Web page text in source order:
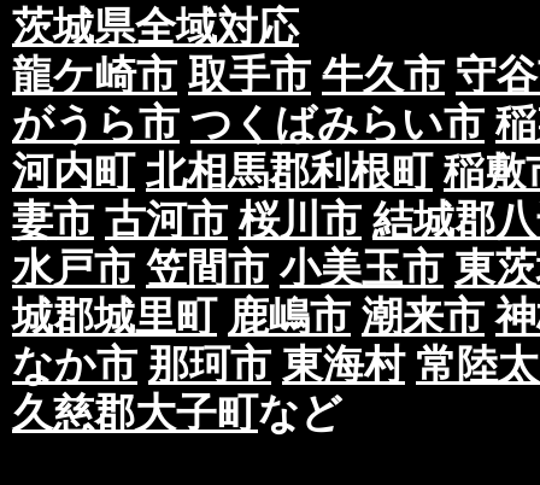
茨城県全域対応
龍ケ崎市 取手市 牛久市 守
がうら市 つくばみらい市
河内町 北相馬郡利根町 稲敷
妻市 古河市 桜川市 結城郡
水戸市 笠間市 小美玉市 東
城郡城里町 鹿嶋市 潮来市
なか市 那珂市 東海村 常陸
久慈郡大子町など